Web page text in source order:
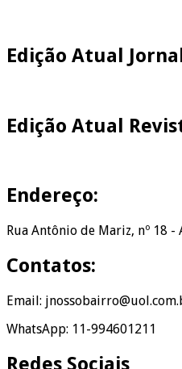
Edição Atual
Edição Atual
Endereço:
Rua Antônio de Mariz, nº 18 -
Contatos:
Email:
WhatsApp: 11-994601211
Redes Sociais